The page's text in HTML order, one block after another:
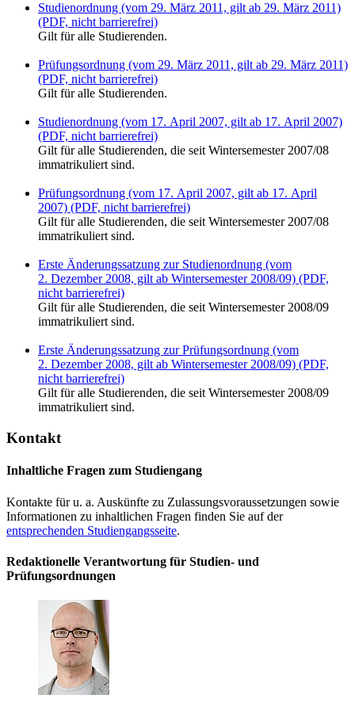
Studienordnung (vom 29. März 2011, gilt ab 29. März 2011)
(PDF, nicht barrierefrei)
Gilt für alle Studierenden.
Prüfungsordnung (vom 29. März 2011, gilt ab 29. März 2011)
(PDF, nicht barrierefrei)
Gilt für alle Studierenden.
Studienordnung (vom 17. April 2007, gilt ab 17. April 2007)
(PDF, nicht barrierefrei)
Gilt für alle Studierenden, die seit Wintersemester 2007/08
immatrikuliert sind.
Prüfungsordnung (vom 17. April 2007, gilt ab 17. April
2007) (PDF, nicht barrierefrei)
Gilt für alle Studierenden, die seit Wintersemester 2007/08
immatrikuliert sind.
Erste Änderungssatzung zur Studienordnung (vom
2. Dezember 2008, gilt ab Wintersemester 2008/09) (PDF,
nicht barrierefrei)
Gilt für alle Studierenden, die seit Wintersemester 2008/09
immatrikuliert sind.
Erste Änderungssatzung zur Prüfungsordnung (vom
2. Dezember 2008, gilt ab Wintersemester 2008/09) (PDF,
nicht barrierefrei)
Gilt für alle Studierenden, die seit Wintersemester 2008/09
immatrikuliert sind.
Kontakt
Inhaltliche Fragen zum Studiengang
Kontakte für u. a. Auskünfte zu Zulassungsvoraussetzungen sowie
Informationen zu inhaltlichen Fragen finden Sie auf der
entsprechenden Studiengangsseite.
Redaktionelle Verantwortung für Studien- und
Prüfungsordnungen